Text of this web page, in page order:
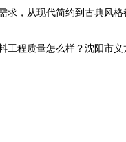
，从现代简约到古典风
程质量怎么样？沈阳